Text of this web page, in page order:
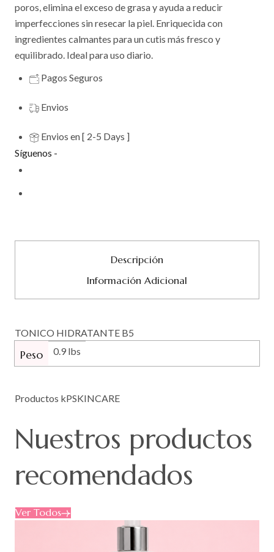
poros, elimina el exceso de grasa y ayuda a reducir
imperfecciones sin resecar la piel. Enriquecida con
ingredientes calmantes para un cutis más fresco y
equilibrado. Ideal para uso diario.
Pagos Seguros
Envios
Envios en [ 2-5 Days ]
Síguenos -
Descripción
Información Adicional
TONICO HIDRATANTE B5
Peso 0.9 lbs
Productos kPSKINCARE
Nuestros productos
recomendados
Ver Todos